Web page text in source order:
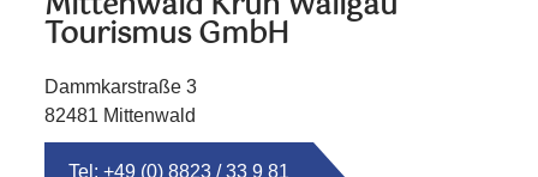
Tourismus GmbH
Dammkarstraße 3
82481 Mittenwald
Tel: +49 (0) 8823 / 33 9 81